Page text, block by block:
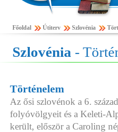
Főoldal Útiterv Szlovénia
Szlovénia -
Történelem
Az ősi szlovénok a 6.
folyóvölgyeit és a Keleti-
került, először a Caroling